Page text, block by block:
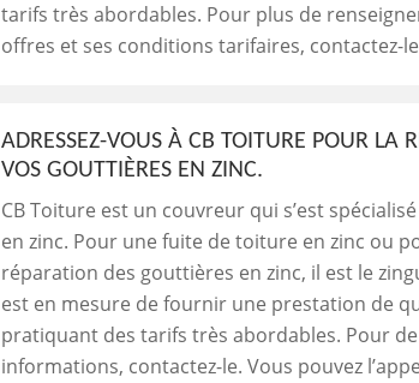
tarifs très abordables. Pour plus de
offres et ses conditions tarifaires, contactez-
ADRESSEZ-VOUS À CB TOITURE POUR LA
VOS GOUTTIÈRES EN ZINC.
CB Toiture est un couvreur qui s’est
en zinc. Pour une fuite de toiture en zinc ou
réparation des gouttières en zinc, il est le
est en mesure de fournir une prestation de
pratiquant des tarifs très abordables. Pour
informations, contactez-le. Vous pouvez